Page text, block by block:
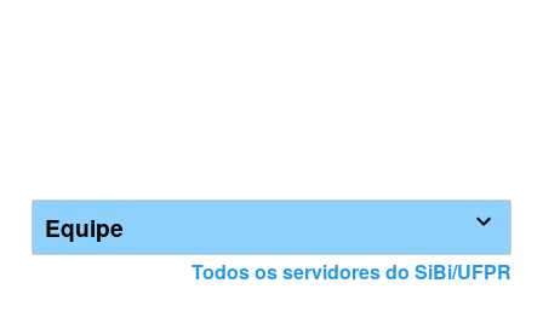
Equipe
Todos os servidores do SiBi/UFPR